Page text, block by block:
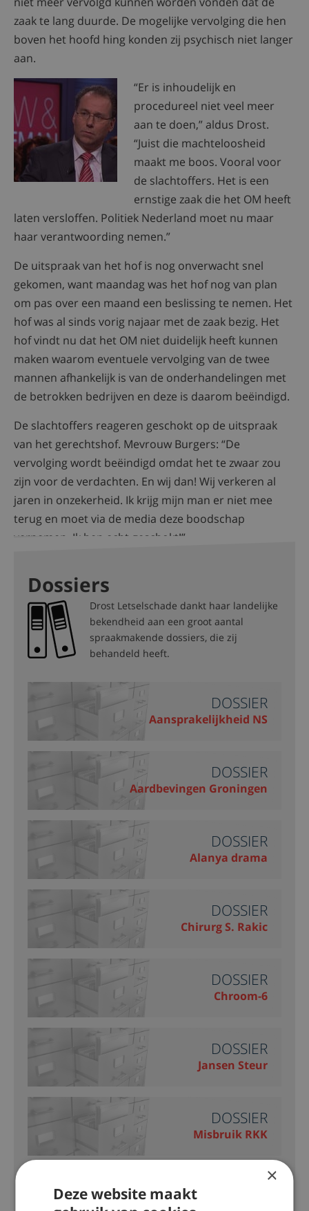
zaak te lang duurde. De mogelijke vervolging die hen
boven het hoofd hing konden zij psychisch niet langer
aan.
“Er is inhoudelijk en
procedureel niet veel meer
aan te doen,” aldus Drost.
“Juist die machteloosheid
maakt me boos. Vooral voor
de slachtoffers. Het is een
ernstige zaak die het OM heeft
laten versloffen. Politiek Nederland moet nu maar
haar verantwoording nemen.”
De uitspraak van het hof is nog onverwacht snel
gekomen, want maandag was het hof nog van plan
om pas over een maand een beslissing te nemen. Het
hof was al sinds vorig najaar met de zaak bezig. Het
hof vindt nu dat het OM niet duidelijk heeft kunnen
maken waarom eventuele vervolging van de twee
mannen afhankelijk is van de onderhandelingen met
de betrokken bedrijven en deze is daarom beëindigd.
De slachtoffers reageren geschokt op de uitspraak
van het gerechtshof. Mevrouw Burgers: “De
vervolging wordt beëindigd omdat het te zwaar zou
zijn voor de verdachten. En wij dan! Wij verkeren al
jaren in onzekerheid. Ik krijg mijn man er niet mee
terug en moet via de media deze boodschap
vernemen. Ik ben echt geschokt!”
Dossiers
Drost Letselschade dankt haar landelijke
bekendheid aan een groot aantal
spraakmakende dossiers, die zij
behandeld heeft.
DOSSIER
Aansprakelijkheid NS
DOSSIER
Aardbevingen Groningen
DOSSIER
Alanya drama
DOSSIER
Chirurg S. Rakic
DOSSIER
Chroom-6
DOSSIER
Jansen Steur
DOSSIER
Misbruik RKK
Monstertruck
×
Deze website maakt